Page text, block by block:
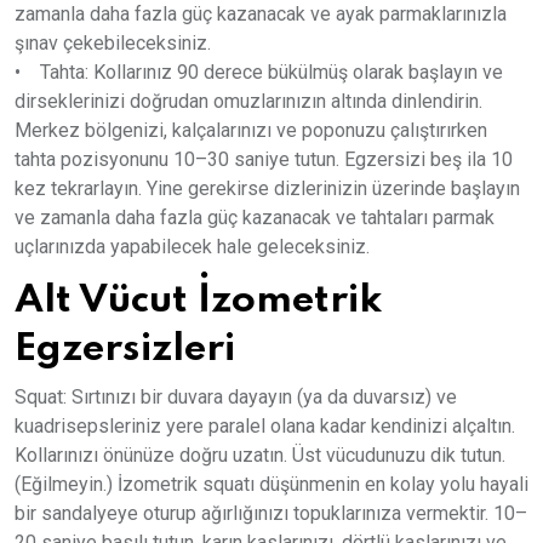
zamanla daha fazla güç kazanacak ve ayak parmaklarınızla
şınav çekebileceksiniz.
• Tahta: Kollarınız 90 derece bükülmüş olarak başlayın ve
dirseklerinizi doğrudan omuzlarınızın altında dinlendirin.
Merkez bölgenizi, kalçalarınızı ve poponuzu çalıştırırken
tahta pozisyonunu 10–30 saniye tutun. Egzersizi beş ila 10
kez tekrarlayın. Yine gerekirse dizlerinizin üzerinde başlayın
ve zamanla daha fazla güç kazanacak ve tahtaları parmak
uçlarınızda yapabilecek hale geleceksiniz.
Alt Vücut İzometrik
Egzersizleri
Squat: Sırtınızı bir duvara dayayın (ya da duvarsız) ve
kuadrisepsleriniz yere paralel olana kadar kendinizi alçaltın.
Kollarınızı önünüze doğru uzatın. Üst vücudunuzu dik tutun.
(Eğilmeyin.) İzometrik squatı düşünmenin en kolay yolu hayali
bir sandalyeye oturup ağırlığınızı topuklarınıza vermektir. 10–